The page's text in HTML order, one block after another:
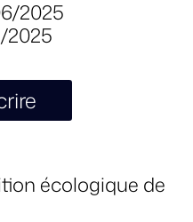
2025
2025
écologique de